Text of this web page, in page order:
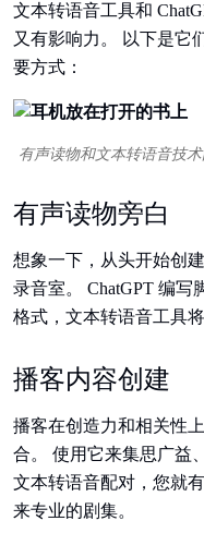
文本转语音工具和
又有影响力。 以下是它
要方式：
有声读物和文本转语音技术
有声读物旁白
想象一下，从头开始创
录音室。 ChatGPT 编
格式，文本转语音工具
播客内容创建
播客在创造力和相关性
合。 使用它来集思广益
文本转语音配对，您就
来专业的剧集。